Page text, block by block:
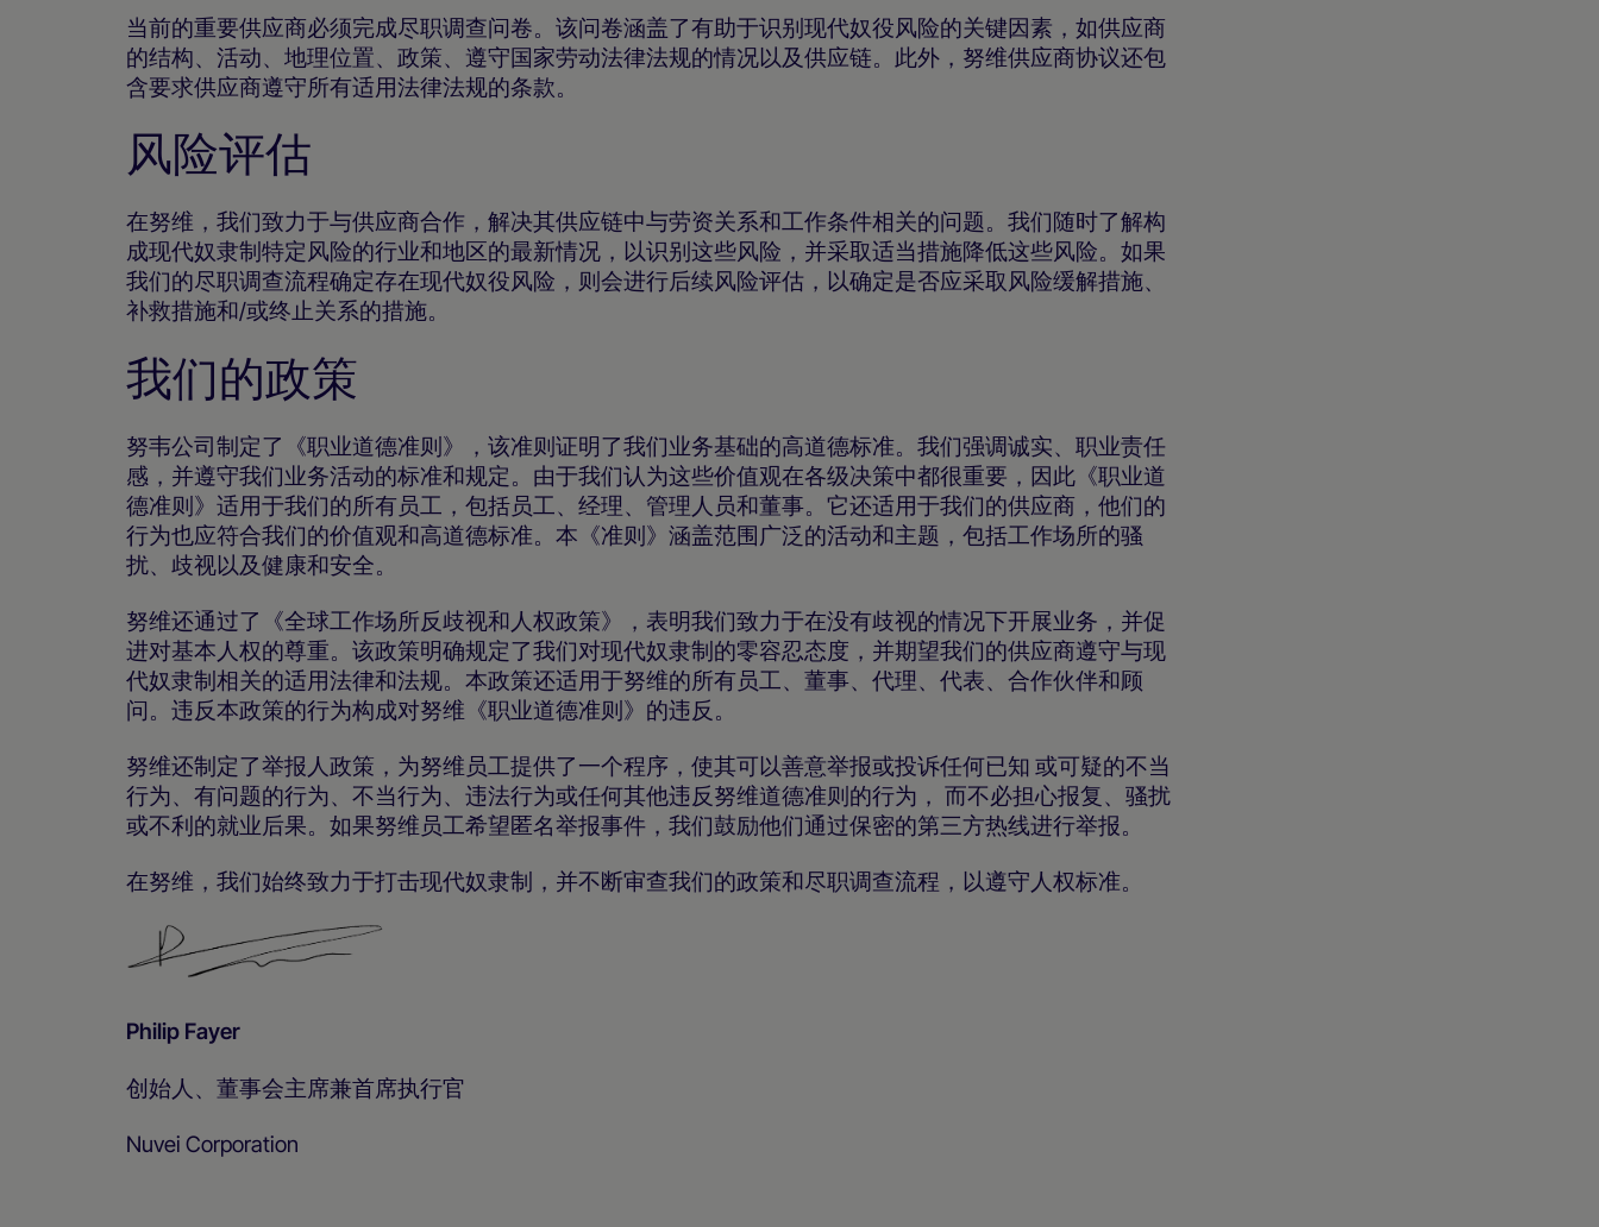
当前的重要供应商必须完成尽职调查问卷。该问卷涵盖了有助于识别现代奴役风险的关键因素，如供应商
的结构、活动、地理位置、政策、遵守国家劳动法律法规的情况以及供应链。此外，努维供应商协议还包
含要求供应商遵守所有适用法律法规的条款。
风险评估
在努维，我们致力于与供应商合作，解决其供应链中与劳资关系和工作条件相关的问题。我们随时了解构
成现代奴隶制特定风险的行业和地区的最新情况，以识别这些风险，并采取适当措施降低这些风险。如果
我们的尽职调查流程确定存在现代奴役风险，则会进行后续风险评估，以确定是否应采取风险缓解措施、
补救措施和/或终止关系的措施。
我们的政策
努韦公司制定了《职业道德准则》，该准则证明了我们业务基础的高道德标准。我们强调诚实、职业责任
感，并遵守我们业务活动的标准和规定。由于我们认为这些价值观在各级决策中都很重要，因此《职业道
德准则》适用于我们的所有员工，包括员工、经理、管理人员和董事。它还适用于我们的供应商，他们的
行为也应符合我们的价值观和高道德标准。本《准则》涵盖范围广泛的活动和主题，包括工作场所的骚
扰、歧视以及健康和安全。
努维还通过了《全球工作场所反歧视和人权政策》，表明我们致力于在没有歧视的情况下开展业务，并促
进对基本人权的尊重。该政策明确规定了我们对现代奴隶制的零容忍态度，并期望我们的供应商遵守与现
代奴隶制相关的适用法律和法规。本政策还适用于努维的所有员工、董事、代理、代表、合作伙伴和顾
问。违反本政策的行为构成对努维《职业道德准则》的违反。
努维还制定了举报人政策，为努维员工提供了一个程序，使其可以善意举报或投诉任何已知 或可疑的不当
行为、有问题的行为、不当行为、违法行为或任何其他违反努维道德准则的行为， 而不必担心报复、骚扰
或不利的就业后果。如果努维员工希望匿名举报事件，我们鼓励他们通过保密的第三方热线进行举报。
在努维，我们始终致力于打击现代奴隶制，并不断审查我们的政策和尽职调查流程，以遵守人权标准。
Philip Fayer
创始人、董事会主席兼首席执行官
Nuvei Corporation